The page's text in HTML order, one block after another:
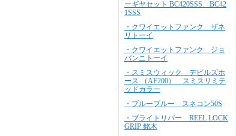
ーギヤセット BC420SSS、BC42
1SSS
・クワイエットファンク ザネ
リトーイ
・クワイエットファンク ジョ
バンニトーイ
・スミスウィック デビルズホ
ース （AF200） スミスリミテ
ッドカラー
・ブルーブルー スネコン50S
・ブライトリバー REEL LOCK
GRIP 銘木